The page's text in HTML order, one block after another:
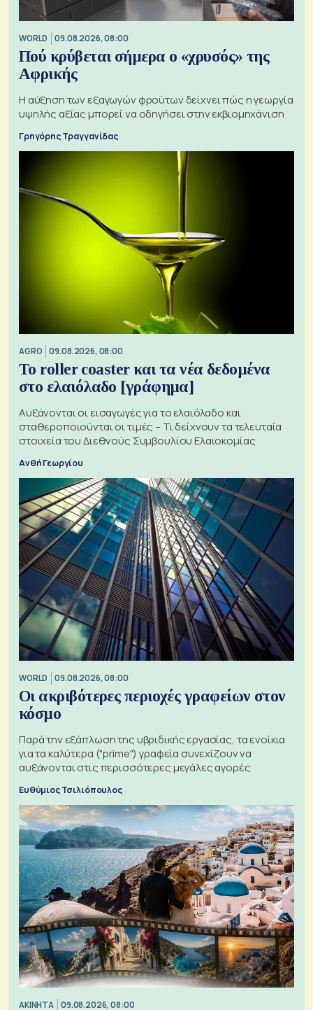
WORLD 09.08.2026, 08:00
Πού κρύβεται σήμερα ο «χρυσός» της
Αφρικής
Η αύξηση των εξαγωγών φρούτων δείχνει πώς η γεωργία
υψηλής αξίας μπορεί να οδηγήσει στην εκβιομηχάνιση
Γρηγόρης Τραγγανίδας
AGRO 09.08.2026, 08:00
Το roller coaster και τα νέα δεδομένα
στο ελαιόλαδο [γράφημα]
Αυξάνονται οι εισαγωγές για το ελαιόλαδο και
σταθεροποιούνται οι τιμές – Τι δείχνουν τα τελευταία
στοιχεία του Διεθνούς Συμβουλίου Ελαιοκομίας
Ανθή Γεωργίου
WORLD 09.08.2026, 08:00
Οι ακριβότερες περιοχές γραφείων στον
κόσμο
Παρά την εξάπλωση της υβριδικής εργασίας, τα ενοίκια
για τα καλύτερα ("prime") γραφεία συνεχίζουν να
αυξάνονται στις περισσότερες μεγάλες αγορές
Ευθύμιος Τσιλιόπουλος
ΑΚΙΝΗΤΑ 09.08.2026, 08:00